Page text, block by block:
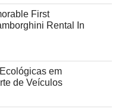
First
Rental In
em
de Veículos